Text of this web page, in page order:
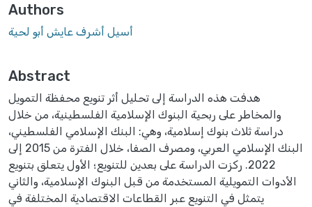
Authors
أسيل أشرف عايش أبو لحية
Abstract
هدفت هذه الدراسة إلى تحليل أثر تنويع محفظة التمويل
والمخاطر على ربحية البنوك الإسلامية الفلسطينية، من خلال
دراسة ثلاث بنوك إسلامية، وهي: البنك الإسلامي الفلسطيني،
البنك الإسلامي العربي، ومصرف الصفا، خلال الفترة من 2015 إلى
2022. ركزت الدراسة على بعدين للتنويع؛ الأول يتعلق بتنويع
الأدوات التمويلية المستخدمة من قبل البنوك الإسلامية، والثاني
يتمثل في التنويع عبر القطاعات الاقتصادية المختلفة في